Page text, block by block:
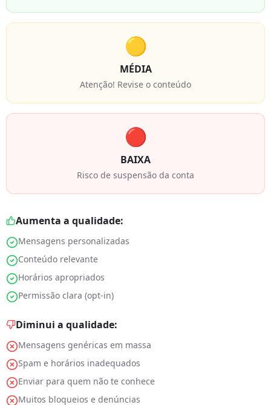
🟡
MÉDIA
Atenção! Revise o conteúdo
🔴
BAIXA
Risco de suspensão da conta
Aumenta a qualidade:
Mensagens personalizadas
Conteúdo relevante
Horários apropriados
Permissão clara (opt-in)
Diminui a qualidade:
Mensagens genéricas em massa
Spam e horários inadequados
Enviar para quem não te conhece
Muitos bloqueios e denúncias